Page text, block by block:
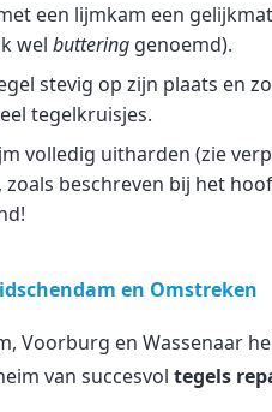
een lijmkam een
wel buttering genoemd).
stevig op zijn plaats en
tegelkruisjes.
volledig uitharden (zie
beschreven bij het
en Omstreken
Voorburg en Wassenaar
van succesvol tegels